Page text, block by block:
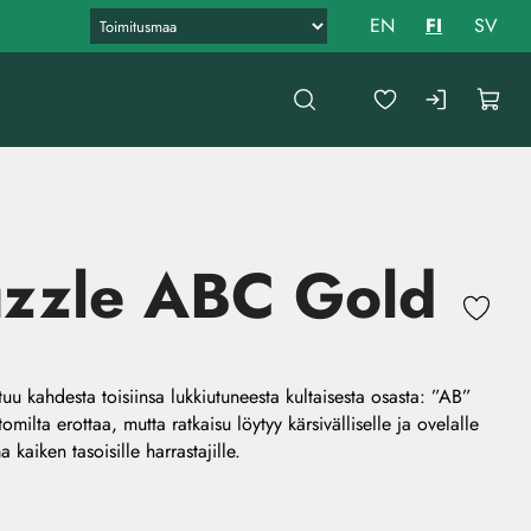
EN FI SV
ABC Gold
kahdesta toisiinsa lukkiutuneesta kultaisesta osasta: ”AB”
erottaa, mutta ratkaisu löytyy kärsivälliselle ja ovelalle
kaiken tasoisille harrastajille.